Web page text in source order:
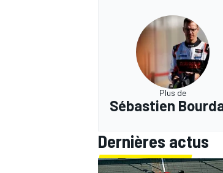
Plus de
Sébastien
Dernières actus